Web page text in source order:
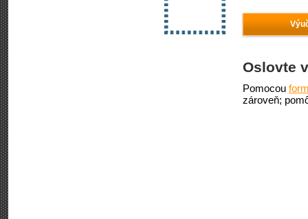
Oslovte
Pomocou
zároveň;